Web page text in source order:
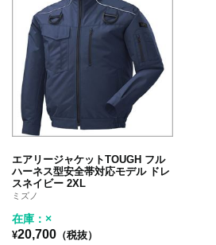
エアリージャケットTOUGH フル
ハーネス型安全帯対応モデル ドレ
スネイビー 2XL
ミズノ
在庫：×
¥20,700 （税抜）